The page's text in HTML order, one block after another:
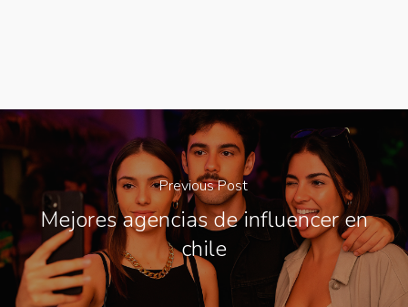
Previous Post
Mejores agencias de influencer en
chile